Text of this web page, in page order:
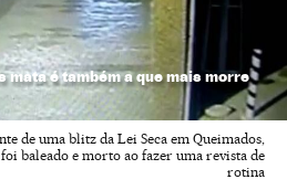
mata é também a que mais morre
de uma blitz da Lei Seca em Queimados,
baleado e morto ao fazer uma revista de
rotina